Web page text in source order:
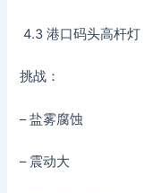
4.3 港口码头高杆灯
挑战：
– 盐雾腐蚀
– 震动大